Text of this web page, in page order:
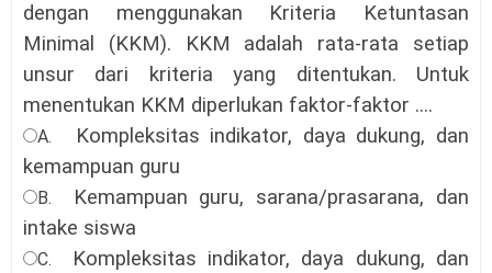
dengan menggunakan Kriteria Ketuntasan
Minimal (KKM). KKM adalah rata-rata setiap
unsur dari kriteria yang ditentukan. Untuk
menentukan KKM diperlukan faktor-faktor ....
A.
Kompleksitas indikator, daya dukung, dan
kemampuan guru
B.
Kemampuan guru, sarana/prasarana, dan
intake siswa
C.
Kompleksitas indikator, daya dukung, dan